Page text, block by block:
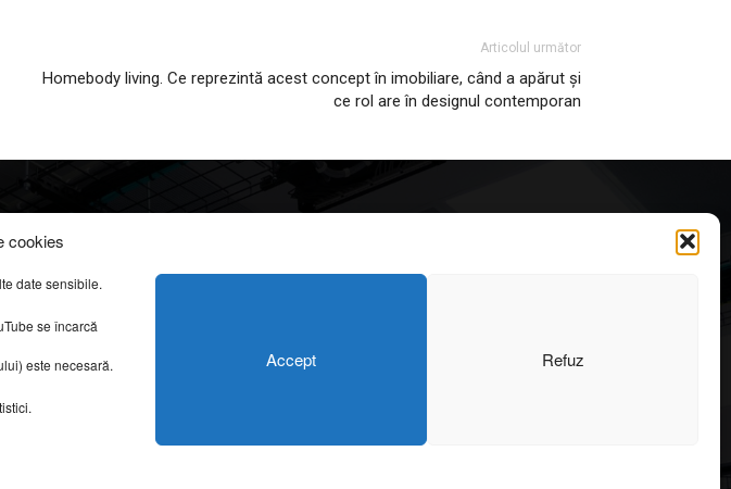
cookies
date sensibile.
se încarcă
este necesară.
Accept Refuz
Articolul următor
Homebody living. Ce reprezintă acest concept în imobiliare, când a apărut și
ce rol are în designul contemporan
& COOKIES
apreciate
OPINII & ANALIZE
43
6 august 2026